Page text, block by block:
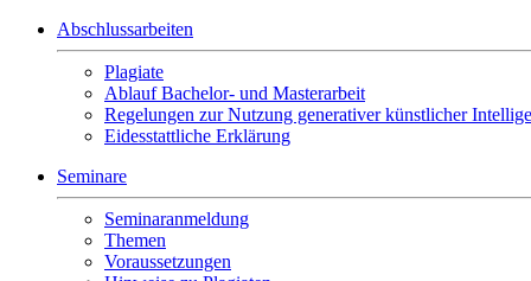
Abschlussarbeiten
Plagiate
Ablauf Bachelor- und Masterarbeit
Regelungen zur Nutzung generativer künstlicher
Eidesstattliche Erklärung
Seminare
Seminaranmeldung
Themen
Voraussetzungen